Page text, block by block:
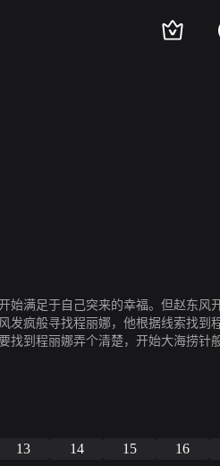
始满足于自己突来的幸福。但赵东风
疯般寻找程丽娜，他根据线索找到
到程丽娜弄个清楚，开始大海捞针
13 14 15 16